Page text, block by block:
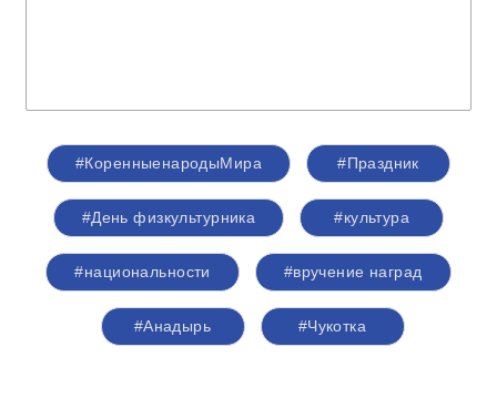
#КоренныенародыМира #Праздник
#День физкультурника #культура
#национальности #вручение наград
#Анадырь #Чукотка